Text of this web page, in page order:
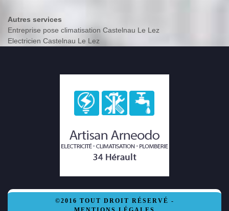
Autres services
Entreprise pose climatisation Castelnau Le Lez
Electricien Castelnau Le Lez
©2016 TOUT DROIT RÉSERVÉ -